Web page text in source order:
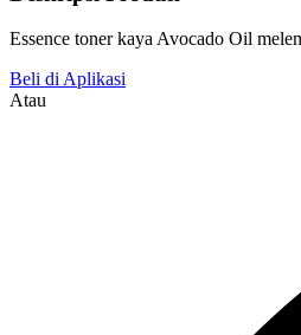
Essence toner kaya Avocado Oil
Beli di Aplikasi
Atau